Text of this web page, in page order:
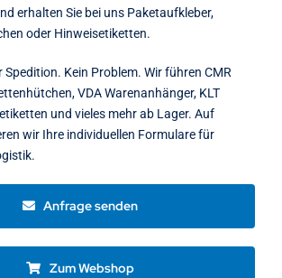
erhalten Sie bei uns Paketaufkleber,
oder Hinweisetiketten.
Spedition. Kein Problem. Wir führen CMR
VDA Warenanhänger, KLT
und vieles mehr ab Lager. Auf
wir Ihre individuellen Formulare für
Anfrage senden
Zum Webshop